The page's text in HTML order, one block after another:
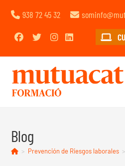
938 72 45 32
Blog
> Prevención de Riesgos laborales >